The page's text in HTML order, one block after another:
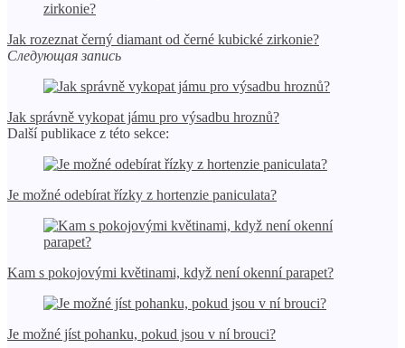
Jak rozeznat černý diamant od černé kubické zirkonie?
Следующая запись
Jak správně vykopat jámu pro výsadbu hroznů?
Další publikace z této sekce:
Je možné odebírat řízky z hortenzie paniculata?
Kam s pokojovými květinami, když není okenní parapet?
Je možné jíst pohanku, pokud jsou v ní brouci?